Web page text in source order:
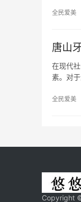
全民爱美
唐山
在现代
素。对
全民爱美
Copyright